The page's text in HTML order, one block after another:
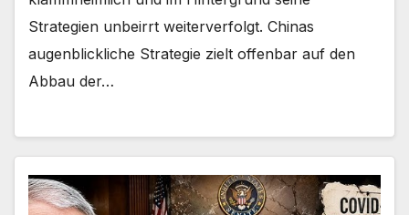
Strategien unbeirrt weiterverfolgt. Chinas
augenblickliche Strategie zielt offenbar auf den
Abbau der…